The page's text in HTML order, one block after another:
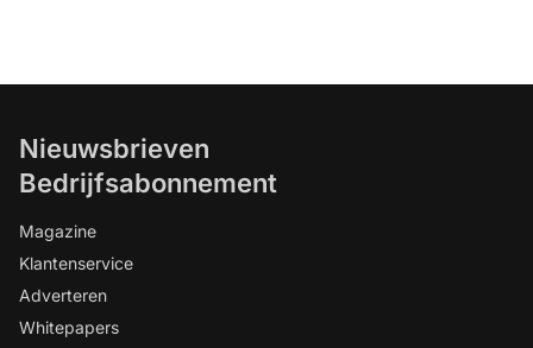
Nieuwsbrieven
Bedrijfsabonnement
Magazine
Klantenservice
Adverteren
Whitepapers